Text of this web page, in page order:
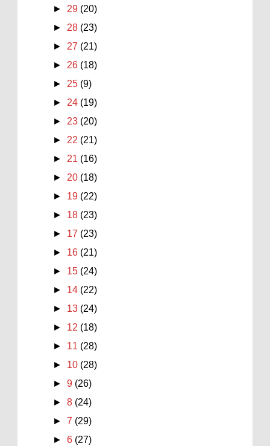
► 29 (20)
► 28 (23)
► 27 (21)
► 26 (18)
► 25 (9)
► 24 (19)
► 23 (20)
► 22 (21)
► 21 (16)
► 20 (18)
► 19 (22)
► 18 (23)
► 17 (23)
► 16 (21)
► 15 (24)
► 14 (22)
► 13 (24)
► 12 (18)
► 11 (28)
► 10 (28)
►9 (26)
►8 (24)
►7 (29)
►6 (27)